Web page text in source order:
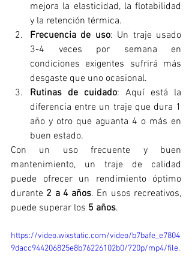
mejora la elasticidad, la flotabilidad
y la retención térmica.
Frecuencia de uso: Un traje usado
3-4 veces por semana en
condiciones exigentes sufrirá más
desgaste que uno ocasional.
Rutinas de cuidado: Aquí está la
diferencia entre un traje que dura 1
año y otro que aguanta 4 o más en
buen estado.
Con un uso frecuente y buen
mantenimiento, un traje de calidad
puede ofrecer un rendimiento óptimo
durante 2 a 4 años. En usos recreativos,
puede superar los 5 años.
https://video.wixstatic.com/video/b7bafe_e7804
9dacc944206825e8b76226102b0/720p/mp4/file.